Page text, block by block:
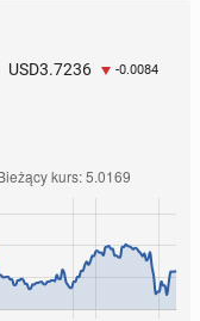
USD3.7236 -0.0084